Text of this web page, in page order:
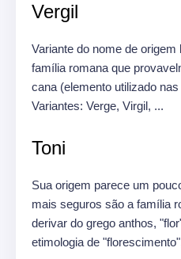
Vergil
Variante do nome de
família romana que
cana (elemento utilizado
Variantes: Verge, Virgil, ...
Toni
Sua origem parece um
mais seguros são a família
derivar do grego anthos,
etimologia de